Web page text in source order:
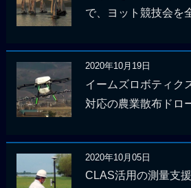
で、ヨット競技会を
2020年10月19日
イームズロボティク
対応の農業散布ドロ
2020年10月05日
CLAS活用の測量支